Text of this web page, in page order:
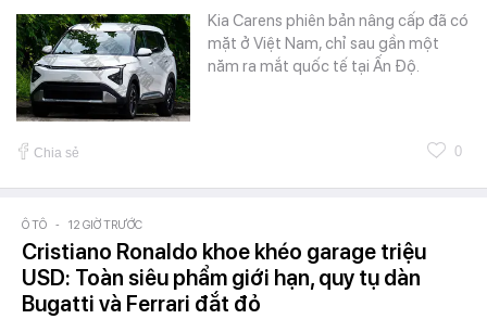
Kia Carens phiên bản nâng cấp đã có
mặt ở Việt Nam, chỉ sau gần một
năm ra mắt quốc tế tại Ấn Độ.
Chia sẻ 0
Ô TÔ - 12 GIỜ TRƯỚC
Cristiano Ronaldo khoe khéo garage triệu
USD: Toàn siêu phẩm giới hạn, quy tụ dàn
Bugatti và Ferrari đắt đỏ